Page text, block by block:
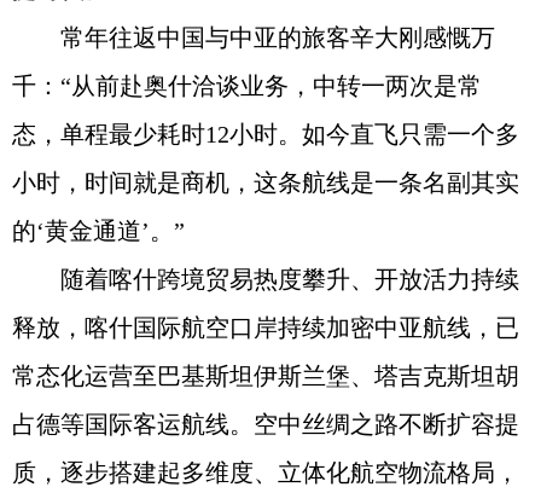
常年往返中国与中亚的旅客辛大刚感慨万
千：“从前赴奥什洽谈业务，中转一两次是常
态，单程最少耗时12小时。如今直飞只需一个多
小时，时间就是商机，这条航线是一条名副其实
的‘黄金通道’。”
随着喀什跨境贸易热度攀升、开放活力持续
释放，喀什国际航空口岸持续加密中亚航线，已
常态化运营至巴基斯坦伊斯兰堡、塔吉克斯坦胡
占德等国际客运航线。空中丝绸之路不断扩容提
质，逐步搭建起多维度、立体化航空物流格局，